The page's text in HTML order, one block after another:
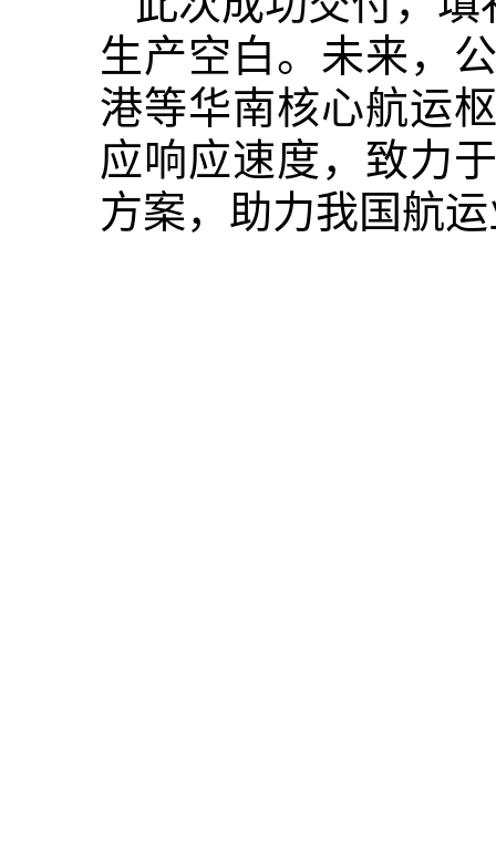
生产空白。未来，
港等华南核心航运
应响应速度，致力
方案，助力我国航